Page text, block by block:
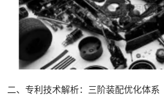
二、专利技术解析：三阶装配优化体系